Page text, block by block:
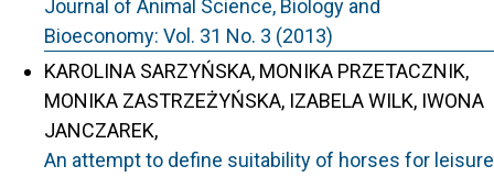
Journal of Animal Science, Biology and
Bioeconomy: Vol. 31 No. 3 (2013)
KAROLINA SARZYŃSKA, MONIKA PRZETACZNIK,
MONIKA ZASTRZEŻYŃSKA, IZABELA WILK, IWONA
JANCZAREK,
An attempt to define suitability of horses for leisure